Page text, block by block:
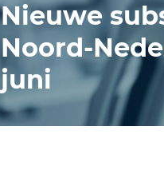
Nieuwe
Noord-
juni